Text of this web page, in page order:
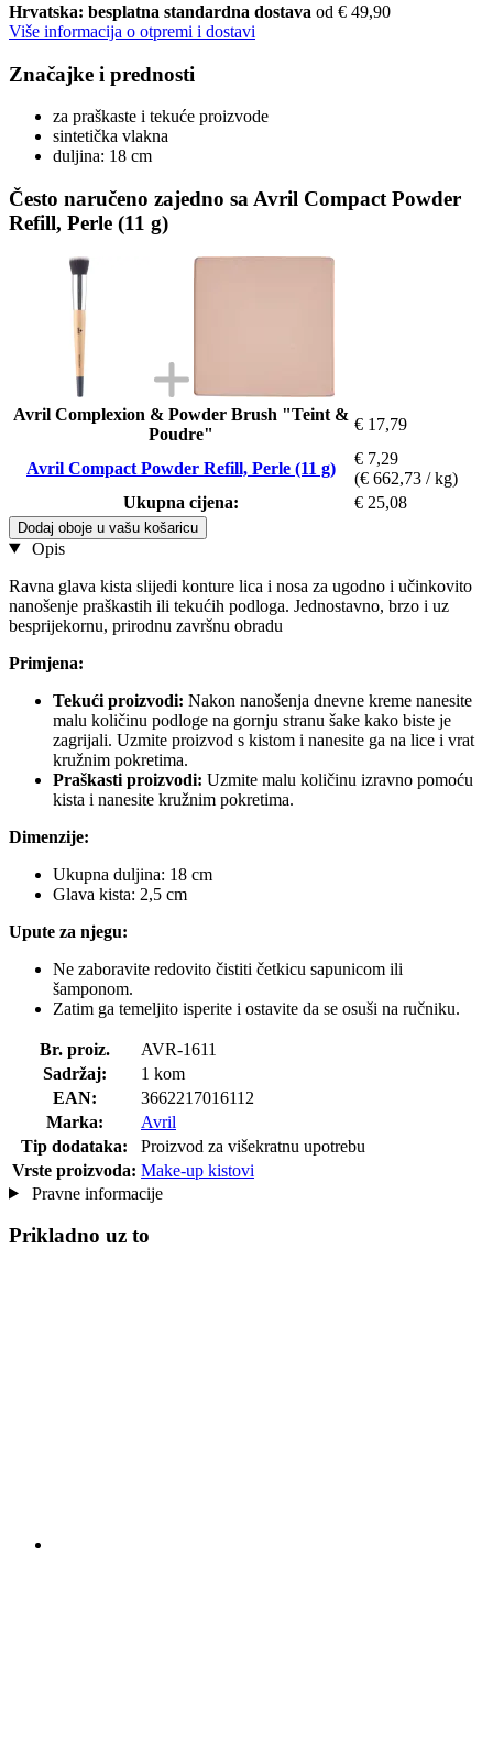
Hrvatska: besplatna standardna dostava od € 49,90
Više informacija o otpremi i dostavi
Značajke i prednosti
za praškaste i tekuće proizvode
sintetička vlakna
duljina: 18 cm
Često naručeno zajedno sa Avril Compact Powder
Refill, Perle (11 g)
Avril Complexion & Powder Brush "Teint &
Poudre"
€ 17,79
Avril Compact Powder Refill, Perle (11 g)
€ 7,29
(€ 662,73 / kg)
Ukupna cijena:
€ 25,08
Dodaj oboje u vašu košaricu
Opis
Ravna glava kista slijedi konture lica i nosa za ugodno i učinkovito
nanošenje praškastih ili tekućih podloga. Jednostavno, brzo i uz
besprijekornu, prirodnu završnu obradu
Primjena:
Tekući proizvodi: Nakon nanošenja dnevne kreme nanesite
malu količinu podloge na gornju stranu šake kako biste je
zagrijali. Uzmite proizvod s kistom i nanesite ga na lice i vrat
kružnim pokretima.
Praškasti proizvodi: Uzmite malu količinu izravno pomoću
kista i nanesite kružnim pokretima.
Dimenzije:
Ukupna duljina: 18 cm
Glava kista: 2,5 cm
Upute za njegu:
Ne zaboravite redovito čistiti četkicu sapunicom ili
šamponom.
Zatim ga temeljito isperite i ostavite da se osuši na ručniku.
Br. proiz.
AVR-1611
Sadržaj:
1 kom
EAN:
3662217016112
Marka:
Avril
Tip dodataka:
Proizvod za višekratnu upotrebu
Vrste proizvoda: Make-up kistovi
Pravne informacije
Prikladno uz to